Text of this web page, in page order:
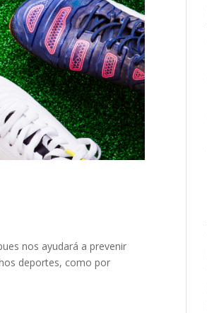
nos ayudará a prevenir
deportes, como por